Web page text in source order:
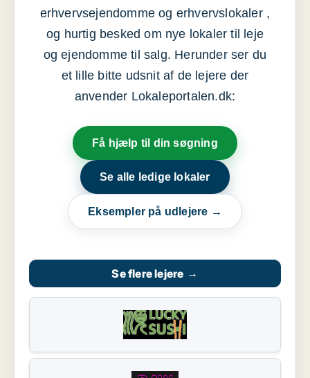
erhvervsejendomme og erhvervslokaler ,
og hurtig besked om nye lokaler til leje
og ejendomme til salg. Herunder ser du
et lille bitte udsnit af de lejere der
anvender Lokaleportalen.dk:
Få hjælp til din søgning
Se alle ledige lokaler
Eksempler på udlejere →
Se flere lejere →